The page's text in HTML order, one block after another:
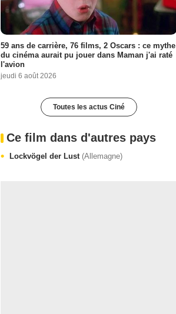
59 ans de carrière, 76 films, 2 Oscars : ce mythe
du cinéma aurait pu jouer dans Maman j'ai raté
l'avion
jeudi 6 août 2026
Toutes les actus Ciné
Ce film dans d'autres pays
Lockvögel der Lust (Allemagne)